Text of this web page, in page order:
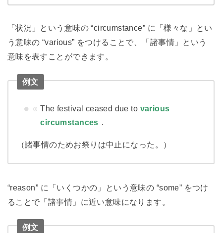
「状況」という意味の “circumstance” に「様々な」とい
う意味の “various” をつけることで、「諸事情」という
意味を表すことができます。
例文
The festival ceased due to various
circumstances ．
（諸事情のためお祭りは中止になった。）
“reason” に「いくつかの」という意味の “some” をつけ
ることで「諸事情」に近い意味になります。
例文